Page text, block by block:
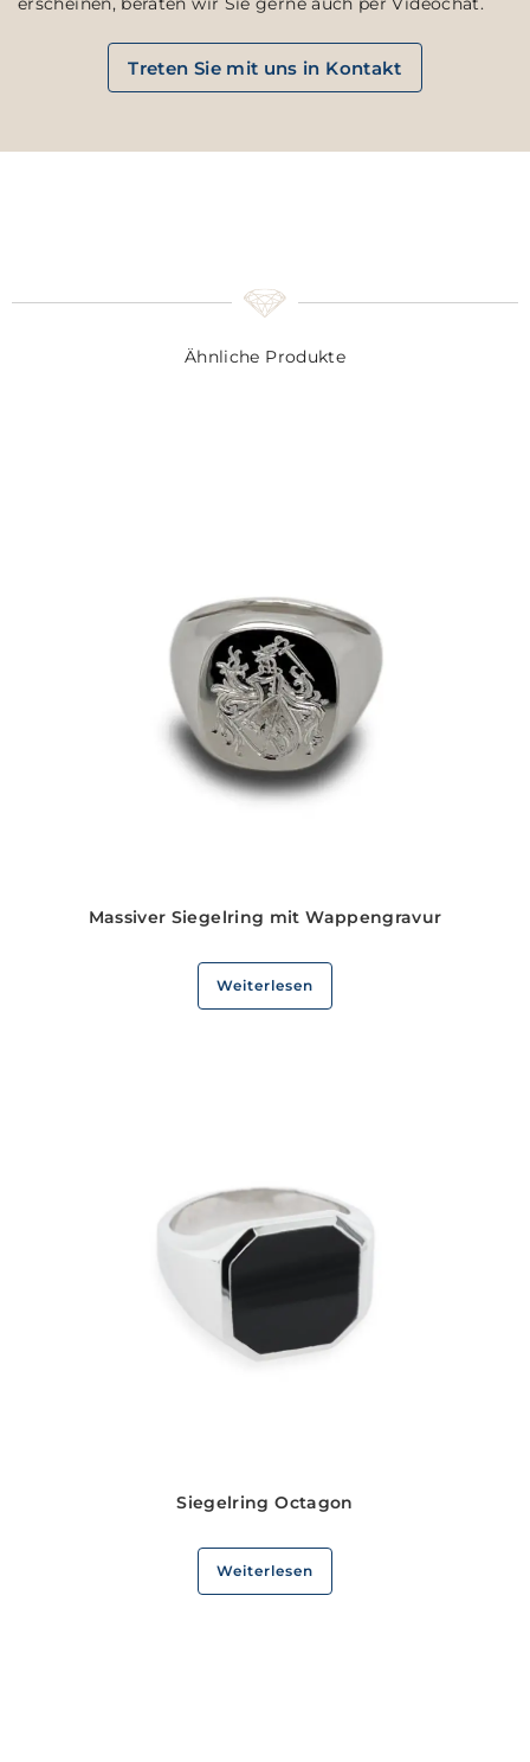
Treten Sie mit uns in Kontakt
Ähnliche Produkte
Massiver Siegelring mit Wappengravur
Weiterlesen
Siegelring Octagon
Weiterlesen